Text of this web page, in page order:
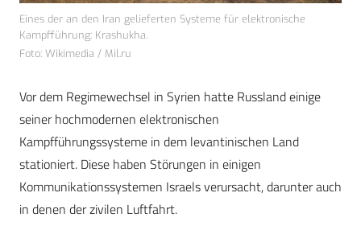
Eines der an den Iran gelieferten Systeme für elektronische
Kampfführung: Krashukha.
Foto: Wikimedia / Mil.ru
Vor dem Regimewechsel in Syrien hatte Russland einige
seiner hochmodernen elektronischen
Kampfführungssysteme in dem levantinischen Land
stationiert. Diese haben Störungen in einigen
Kommunikationssystemen Israels verursacht, darunter auch
in denen der zivilen Luftfahrt.